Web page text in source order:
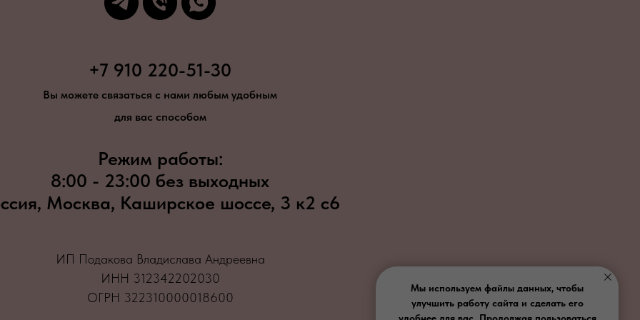
+7 910 220-51-30
Вы можете связаться с нами любым удобным
для вас способом
Режим работы:
8:00 - 23:00 без выходных
Москва, Каширское шоссе, 3 к2 с6
ИП Подакова Владислава Андреевна
ИНН 312342202030
ОГРН 322310000018600
Мы используем файлы данных, чтобы
улучшить работу сайта и сделать его